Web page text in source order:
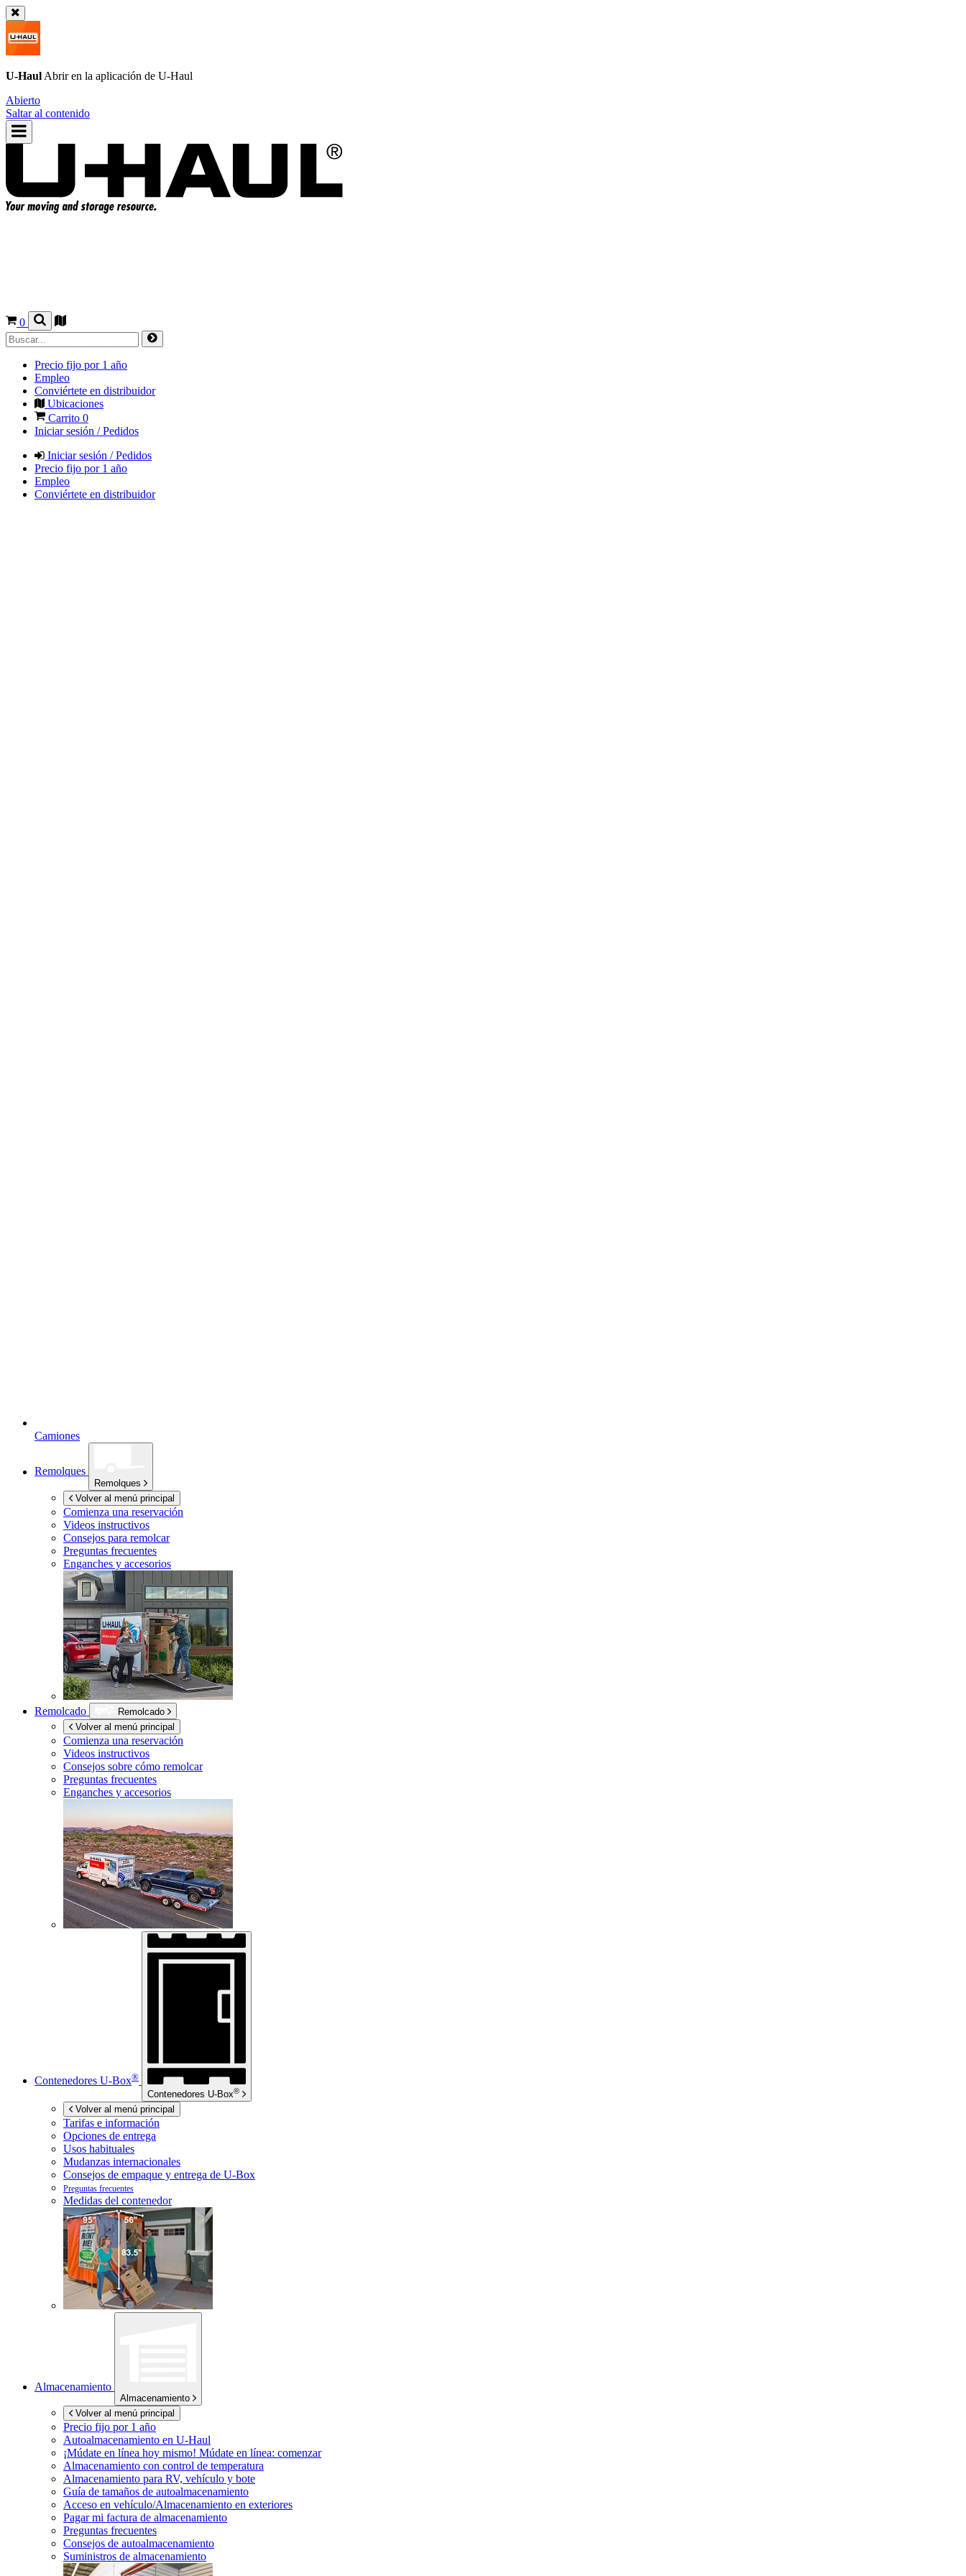
U-Haul Abrir en la aplicación de U-Haul
Abierto
Saltar al contenido
0
Precio fijo por 1 año
Empleo
Conviértete en distribuidor
Ubicaciones
Carrito 0
Iniciar sesión / Pedidos
Iniciar sesión / Pedidos
Precio fijo por 1 año
Empleo
Conviértete en distribuidor
Camiones
Remolques
Remolques
Volver al menú principal
Comienza una reservación
Videos instructivos
Consejos para remolcar
Preguntas frecuentes
Enganches y accesorios
Remolcado
Remolcado
Volver al menú principal
Comienza una reservación
Videos instructivos
Consejos sobre cómo remolcar
Preguntas frecuentes
Enganches y accesorios
Contenedores U-Box®
Contenedores U-Box®
Volver al menú principal
Tarifas e información
Opciones de entrega
Usos habituales
Mudanzas internacionales
Consejos de empaque y entrega de U-Box
Preguntas frecuentes
Medidas del contenedor
Almacenamiento
Almacenamiento
Volver al menú principal
Precio fijo por 1 año
Autoalmacenamiento en U-Haul
¡Múdate en línea hoy mismo! Múdate en línea: comenzar
Almacenamiento con control de temperatura
Almacenamiento para RV, vehículo y bote
Guía de tamaños de autoalmacenamiento
Acceso en vehículo/Almacenamiento en exteriores
Pagar mi factura de almacenamiento
Preguntas frecuentes
Consejos de autoalmacenamiento
Suministros de almacenamiento